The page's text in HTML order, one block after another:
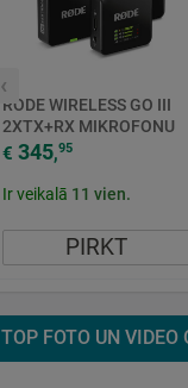
‹
RODE WIRELESS GO III
2XTX+RX MIKROFONU
KOMPLEKTS 3.5MM USB
TYPE-C
€ 345,95
Ir veikalā 11 vien.
PIRKT
TOP FOTO UN VIDEO